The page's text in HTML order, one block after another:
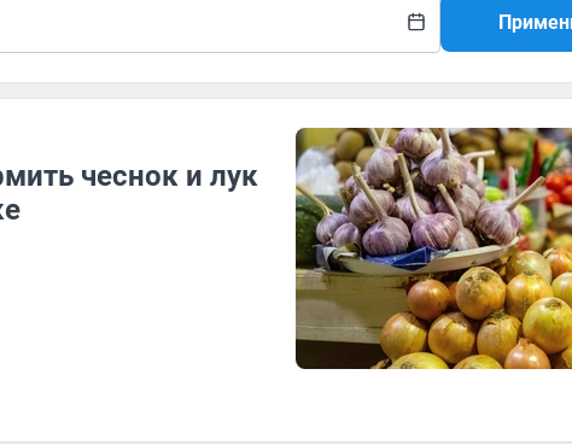
чеснок и лук